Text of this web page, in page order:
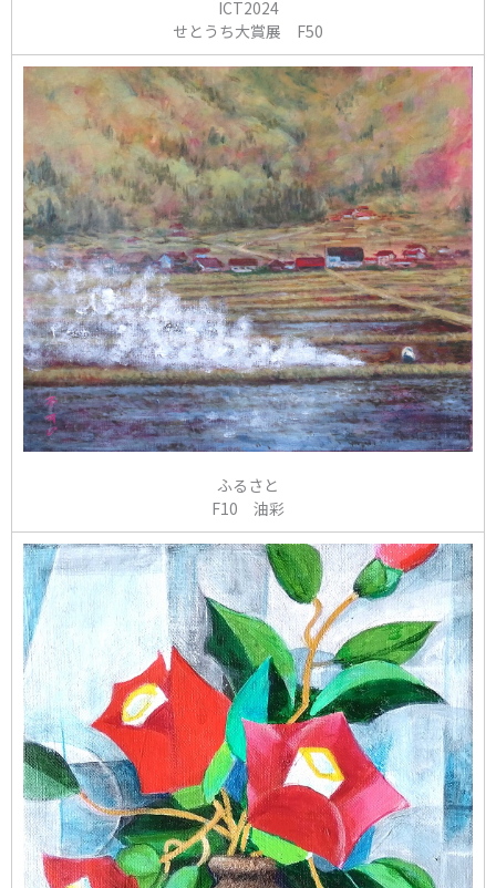
ICT2024
せとうち大賞展 F50
ふるさと
F10 油彩